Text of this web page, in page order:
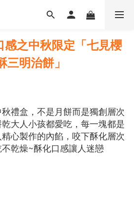
感之中秋限定「七見櫻
三明治餅」
禮盒，不是月餅而是獨創層次
大人小孩都愛吃，每一塊都是
心製作的內餡， 咬下酥化層次
乾燥~酥化口感讓人迷戀